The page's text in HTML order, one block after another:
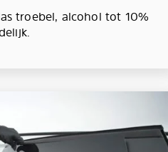
troebel, alcohol tot 10%